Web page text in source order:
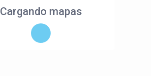
Cargando mapas